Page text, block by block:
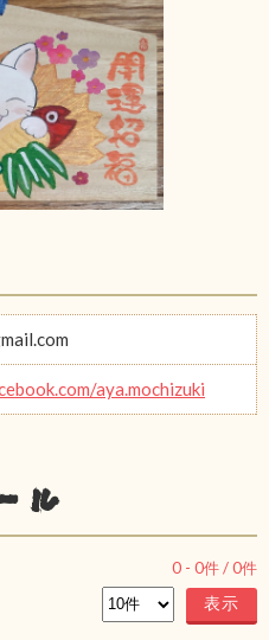
aya.mochizuki
ル
0 - 0件 /0件